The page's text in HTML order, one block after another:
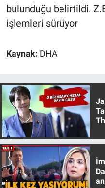
bulunduğu belirtildi.
işlemleri sürüyor
Kaynak: DHA
Sağlık
Türkiye'nin Geleceği
Türkiye'nin
Yerel Gündem
Yerel Yaşam